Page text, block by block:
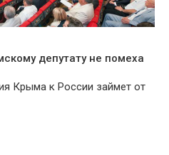
депутату не помеха